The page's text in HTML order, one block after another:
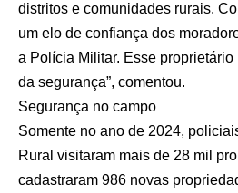
distritos e comunidades rurais.
um elo de confiança dos
a Polícia Militar. Esse
da segurança”, comentou.
Segurança no campo
Somente no ano de 2024,
Rural visitaram mais de 28 mil
cadastraram 986 novas